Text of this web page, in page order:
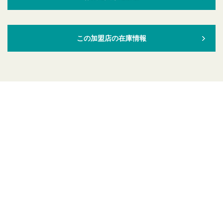
この加盟店の在庫情報